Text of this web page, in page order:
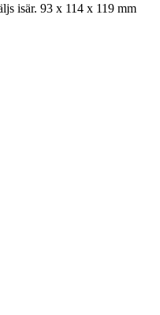
isär. 93 x 114 x 119 mm